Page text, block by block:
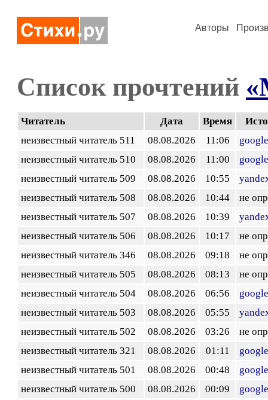
Авторы
Список прочтений
Читатель Дата Время
неизвестный читатель 511
08.08.2026 11:06
неизвестный читатель 510
08.08.2026 11:00
неизвестный читатель 509
08.08.2026 10:55
неизвестный читатель 508
08.08.2026 10:44
не
неизвестный читатель 507
08.08.2026 10:39
неизвестный читатель 506
08.08.2026 10:17
не
неизвестный читатель 346
08.08.2026 09:18
не
неизвестный читатель 505
08.08.2026 08:13
не
неизвестный читатель 504
08.08.2026 06:56
неизвестный читатель 503
08.08.2026 05:55
неизвестный читатель 502
08.08.2026 03:26
не
неизвестный читатель 321
08.08.2026 01:11
неизвестный читатель 501
08.08.2026 00:48
неизвестный читатель 500
08.08.2026 00:09